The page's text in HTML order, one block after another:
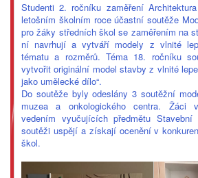
Studenti 2. ročníku zaměření
letošním školním roce účastní soutěže
pro žáky středních škol se zaměřením na
ní navrhují a vytváří modely z vlnité
tématu a rozměrů. Téma 18. ročníku
vytvořit originální model stavby z vlnité
jako umělecké dílo“.
Do soutěže byly odeslány 3 soutěžní
muzea a onkologického centra. Žáci
vedením vyučujících předmětu
soutěži uspějí a získají ocenění v
škol.